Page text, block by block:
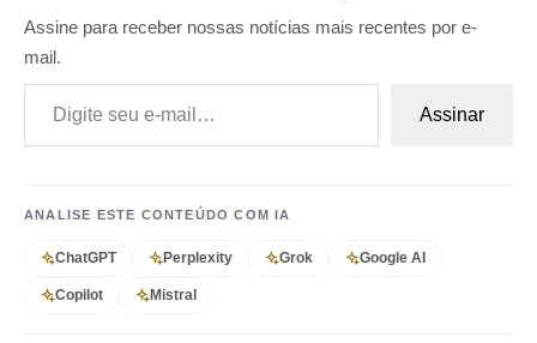
Assine para receber nossas notícias mais recentes por e-
mail.
Digite seu e-mail…
Assinar
ANALISE ESTE CONTEÚDO COM IA
ChatGPT Perplexity Grok Google AI
Copilot Mistral